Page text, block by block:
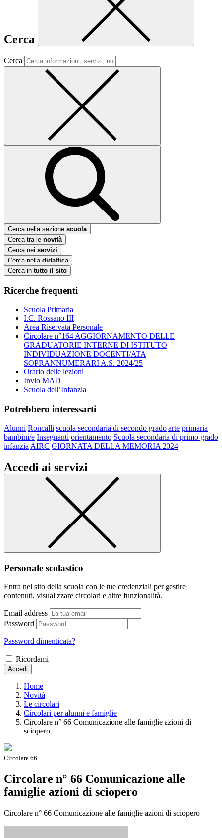
Cerca
Cerca
Cerca nella sezione scuola
Cerca tra le novità
Cerca nei servizi
Cerca nella didattica
Cerca in tutto il sito
Ricerche frequenti
Scuola Primaria
I.C. Rossano III
Area Riservata Personale
Circolare n°164 AGGIORNAMENTO DELLE
GRADUATORIE INTERNE DI ISTITUTO
INDIVIDUAZIONE DOCENTI/ATA
SOPRANNUMERARI A.S. 2024/25
Orario delle lezioni
Invio MAD
Scuola dell’Infanzia
Potrebbero interessarti
Alunni Roncalli scuola secondaria di secondo grado arte primaria
bambini/e Insegnanti orientamento Scuola secondaria di primo grado
infanzia AIRC GIORNATA DELLA MEMORIA 2024
Accedi ai servizi
Personale scolastico
Entra nel sito della scuola con le tue credenziali per gestire
contenuti, visualizzare circolari e altre funzionalità.
Email address
Password
Password dimenticata?
Ricordami
Accedi
Home
Novità
Le circolari
Circolari per alunni e famiglie
Circolare n° 66 Comunicazione alle famiglie azioni di
sciopero
Circolare 66
Circolare n° 66 Comunicazione alle
famiglie azioni di sciopero
Circolare n° 66 Comunicazione alle famiglie azioni di sciopero